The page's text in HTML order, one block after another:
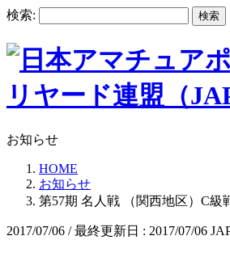
検索:
お知らせ
HOME
お知らせ
第57期 名人戦 （関西地区）C級
2017/07/06 / 最終更新日 : 2017/07/06